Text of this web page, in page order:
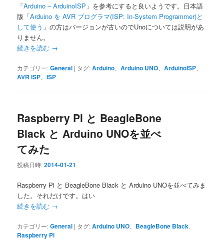
「Arduino – ArduinoISP 」を参考にすると良いようです。日本語
版「Arduino を AVR プログラマ(ISP: In-System Programmer)と
して使う 」の方はバージョンが古いのでUnoについては説明があ
りません。
続きを読む →
カテゴリー:General | タグ:Arduino 、Arduino UNO 、ArduinoISP
AVR ISP 、ISP
Raspberry Pi と BeagleBone
Black と Arduino UNOを並べ
てみた
投稿日時:2014-01-21
Raspberry Pi と BeagleBone Black と Arduino UNOを並べてみま
した。それだけです。はい
続きを読む →
カテゴリー:General | タグ:Arduino UNO BeagleBone Black
Raspberry Pi